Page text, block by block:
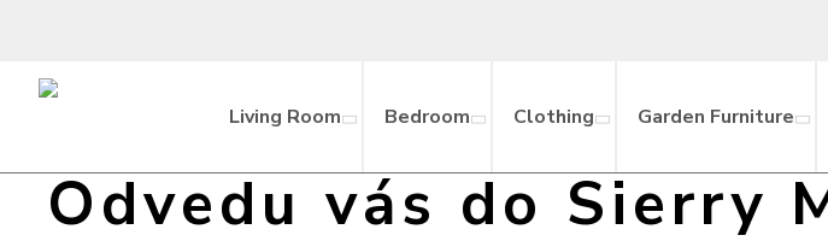
Living Room Bedroom Clothing Garden Furniture
Odvedu vás do Sierry